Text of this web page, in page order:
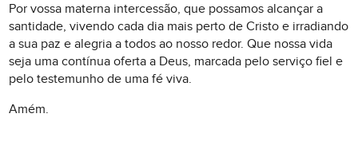
Por vossa materna intercessão, que possamos alcançar a
santidade, vivendo cada dia mais perto de Cristo e irradiando
a sua paz e alegria a todos ao nosso redor. Que nossa vida
seja uma contínua oferta a Deus, marcada pelo serviço fiel e
pelo testemunho de uma fé viva.
Amém.